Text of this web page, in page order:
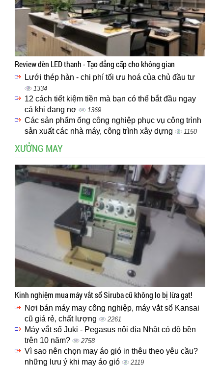
Review đèn LED thanh - Tạo đẳng cấp cho không gian
Lưới thép hàn - chi phí tối ưu hoá của chủ đầu tư
1334
12 cách tiết kiệm tiền mà bạn có thể bắt đầu ngay
cả khi đang nợ
1369
Các sản phẩm ống công nghiệp phục vụ công trình
sản xuất các nhà máy, công trình xây dựng
1150
XƯỞNG MAY
Kinh nghiệm mua máy vắt sổ Siruba cũ không lo bị lừa gạt!
Nơi bán máy may công nghiệp, máy vắt sổ Kansai
cũ giá rẻ, chất lượng
2261
Máy vắt sổ Juki - Pegasus nội địa Nhật có độ bền
trên 10 năm?
2758
Vì sao nên chọn may áo gió in thêu theo yêu cầu?
những lưu ý khi may áo gió
2119